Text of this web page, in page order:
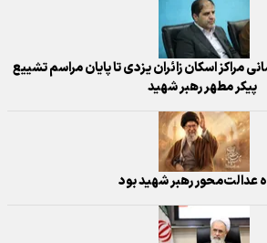
مراکز اسکان زائران یزدی تا پایان مراسم تشییع
پیکر مطهر رهبر شهید
عدالت‌محور رهبر شهید بود